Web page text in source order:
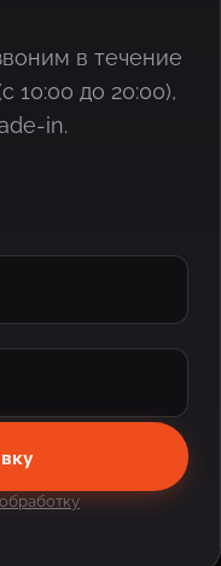
в течение
10:00 до 20:00),
in.
обработку